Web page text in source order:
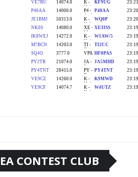
EA CONTEST CLUB